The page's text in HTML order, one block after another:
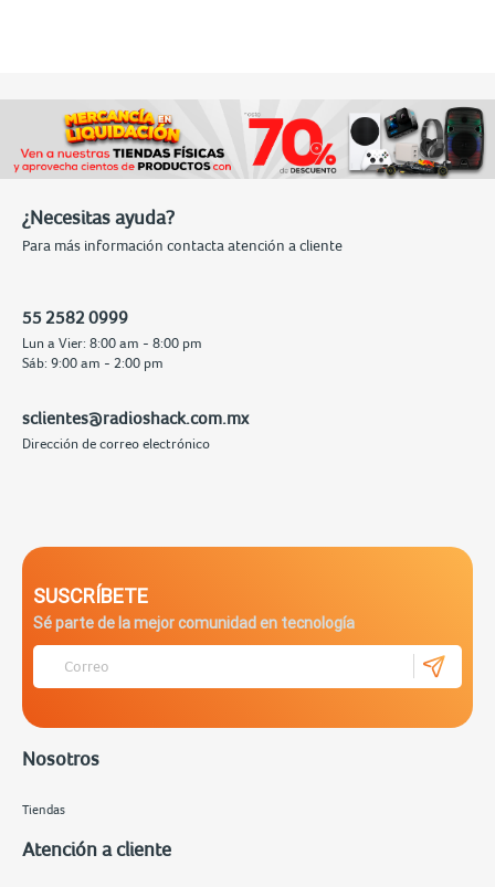
¿Necesitas ayuda?
Para más información contacta atención a cliente
55 2582 0999
Lun a Vier: 8:00 am - 8:00 pm
Sáb: 9:00 am - 2:00 pm
sclientes@radioshack.com.mx
Dirección de correo electrónico
SUSCRÍBETE
Sé parte de la mejor comunidad en tecnología
Nosotros
Tiendas
Atención a cliente